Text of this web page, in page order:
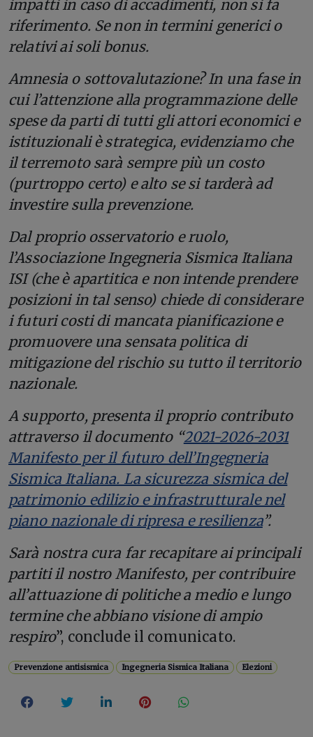
impatti in caso di accadimenti, non si fa
riferimento. Se non in termini generici o
relativi ai soli bonus.
Amnesia o sottovalutazione? In una fase in
cui l’attenzione alla programmazione delle
spese da parti di tutti gli attori economici e
istituzionali è strategica, evidenziamo che
il terremoto sarà sempre più un costo
(purtroppo certo) e alto se si tarderà ad
investire sulla prevenzione.
Dal proprio osservatorio e ruolo,
l’Associazione Ingegneria Sismica Italiana
ISI (che è apartitica e non intende prendere
posizioni in tal senso) chiede di considerare
i futuri costi di mancata pianificazione e
promuovere una sensata politica di
mitigazione del rischio su tutto il territorio
nazionale.
A supporto, presenta il proprio contributo
attraverso il documento “2021-2026-2031
Manifesto per il futuro dell’Ingegneria
Sismica Italiana. La sicurezza sismica del
patrimonio edilizio e infrastrutturale nel
piano nazionale di ripresa e resilienza”.
Sarà nostra cura far recapitare ai principali
partiti il nostro Manifesto, per contribuire
all’attuazione di politiche a medio e lungo
termine che abbiano visione di ampio
respiro”, conclude il comunicato.
Prevenzione antisismica Ingegneria Sismica Italiana Elezioni